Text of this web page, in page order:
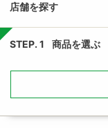
店舗を探す
STEP. 1 商品を選ぶ